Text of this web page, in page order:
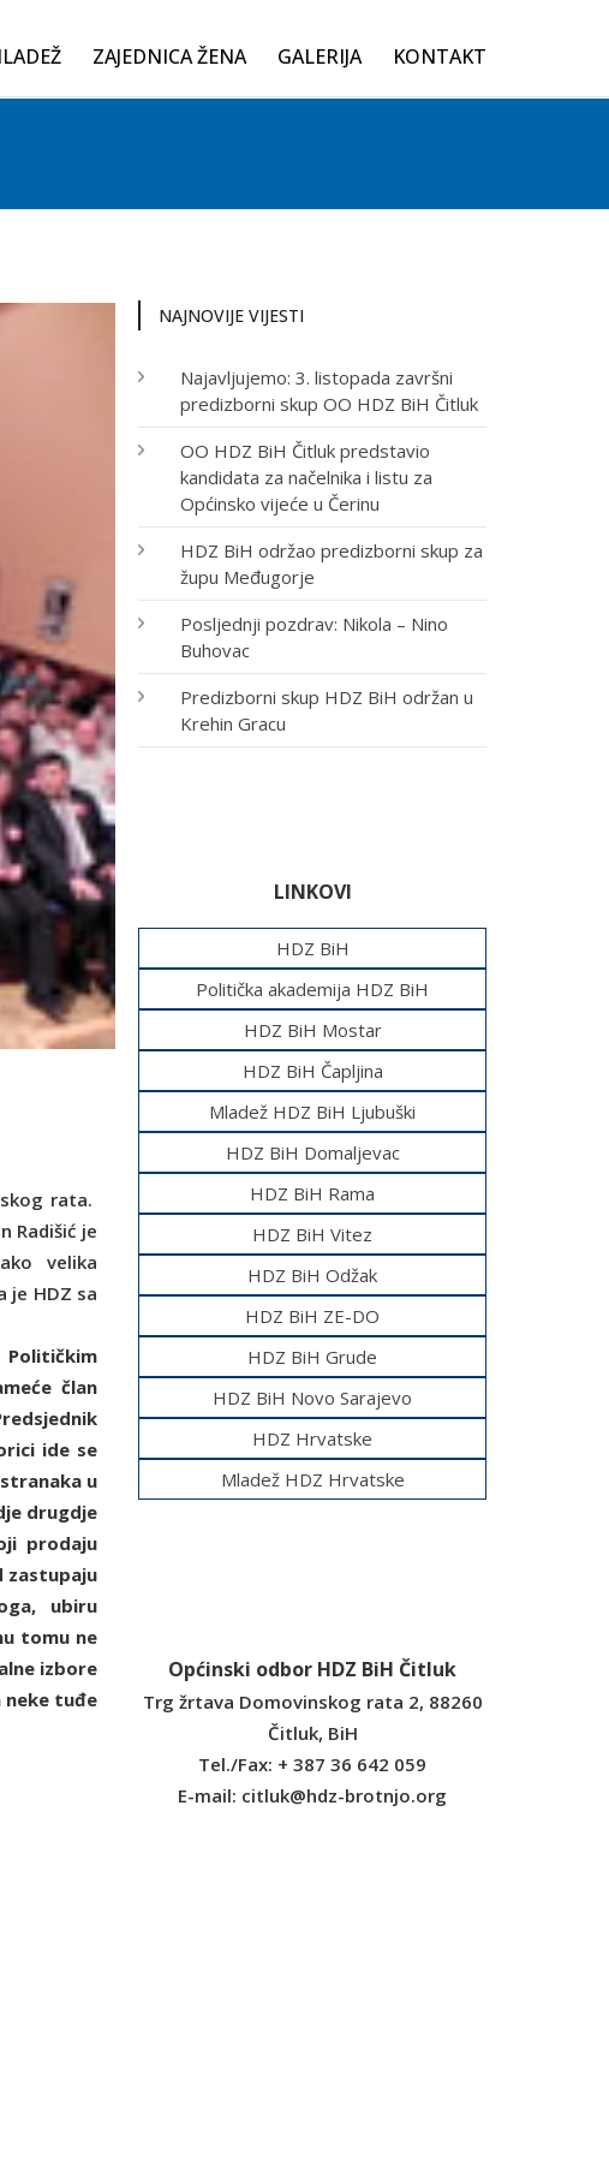
ZAJEDNICA ŽENA GALERIJA KONTAKT
rata.
Radišić je
velika
je HDZ sa
član
ide se
u
drugdje
prodaju
zastupaju
ubiru
tomu ne
izbore
neke tuđe
NAJNOVIJE VIJESTI
Najavljujemo: 3. listopada završni
predizborni skup OO HDZ BiH Čitluk
OO HDZ BiH Čitluk predstavio
kandidata za načelnika i listu za
Općinsko vijeće u Čerinu
HDZ BiH održao predizborni skup za
župu Međugorje
Posljednji pozdrav: Nikola – Nino
Buhovac
Predizborni skup HDZ BiH održan u
Krehin Gracu
LINKOVI
HDZ BiH
Politička akademija HDZ BiH
HDZ BiH Mostar
HDZ BiH Čapljina
Mladež HDZ BiH Ljubuški
HDZ BiH Domaljevac
HDZ BiH Rama
HDZ BiH Vitez
HDZ BiH Odžak
HDZ BiH ZE-DO
HDZ BiH Grude
HDZ BiH Novo Sarajevo
HDZ Hrvatske
Mladež HDZ Hrvatske
Općinski odbor HDZ BiH Čitluk
Trg žrtava Domovinskog rata 2, 88260
Čitluk, BiH
Tel./Fax: + 387 36 642 059
E-mail: citluk@hdz-brotnjo.org